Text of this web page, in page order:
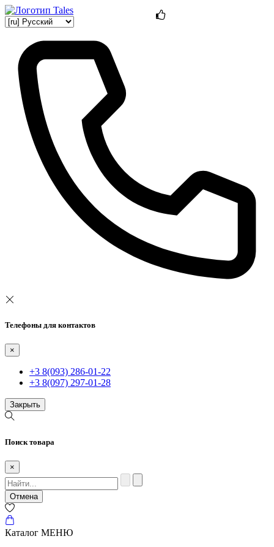
Телефоны для контактов
×
+3 8(093) 286-01-22
+3 8(097) 297-01-28
Закрыть
Поиск товара
×
Отмена
Каталог МЕНЮ